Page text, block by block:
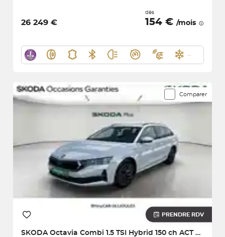
26 249 €
dès
154 € /mois
Comparer
PRENDRE RDV
SKODA Octavia Combi 1.5 TSI Hybrid 150 ch ACT DSG7